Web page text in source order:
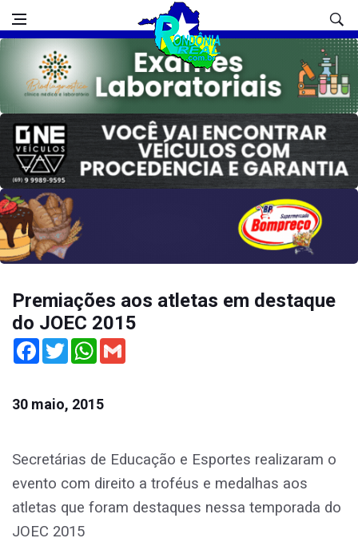
Premiações aos atletas em destaque
do JOEC 2015
Facebook
TwitterWhatsApp
30 maio, 2015
Secretárias de Educação e Esportes realizaram o
evento com direito a troféus e medalhas aos
atletas que foram destaques nessa temporada do
JOEC 2015